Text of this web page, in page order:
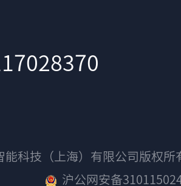
能科技（上海）有限公司版权
沪公网安备